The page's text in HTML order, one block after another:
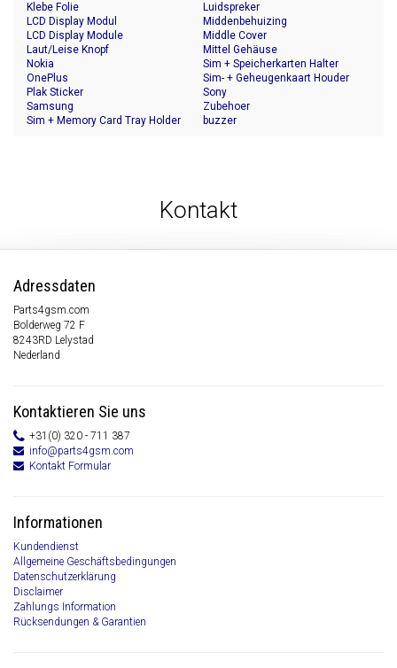
Klebe Folie
LCD Display Modul
LCD Display Module
Laut/Leise Knopf
Luidspreker
Middenbehuizing
Middle Cover
Mittel Gehäuse
Nokia
OnePlus
Plak Sticker
Samsung
Sim + Memory Card Tray Holder
Sim + Speicherkarten Halter
Sim- + Geheugenkaart Houder
Sony
Zubehoer
buzzer
Kontakt
Adressdaten
Parts4gsm.com
Bolderweg 72 F
8243RD Lelystad
Nederland
Kontaktieren Sie uns
+31(0) 320 - 711 387
info@parts4gsm.com
Kontakt Formular
Informationen
Kundendienst
Allgemeine Geschäftsbedingungen
Datenschutzerklärung
Disclaimer
Zahlungs Information
Rücksendungen & Garantien